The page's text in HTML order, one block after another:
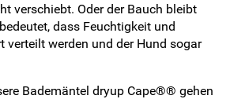
verschiebt. Oder der Bauch bleibt
dass Feuchtigkeit und
verteilt werden und der Hund sogar
Bademäntel dryup Cape®® gehen